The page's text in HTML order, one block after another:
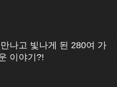
나고 빛나게 된 280여 가
이야기?!